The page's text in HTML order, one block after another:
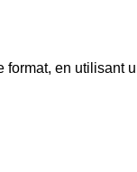
format, en utilisant